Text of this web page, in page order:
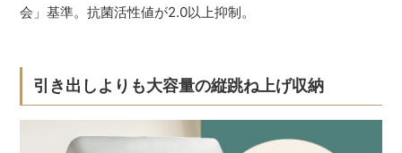
会」基準。抗菌活性値が2.0以上抑制。
引き出しよりも大容量の縦跳ね上げ収納